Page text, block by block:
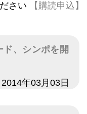
さい
【購読申込】
、シンポを開
2014年03月03日